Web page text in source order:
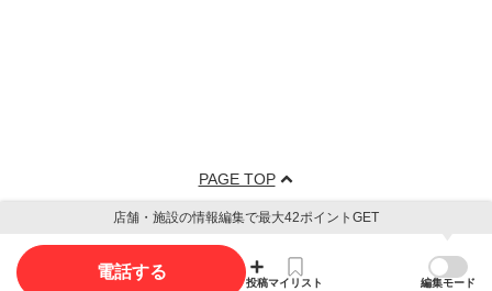
PAGE TOP
店舗・施設の情報編集で最大42ポイントGET
電話する
投稿マイリスト 編集モード